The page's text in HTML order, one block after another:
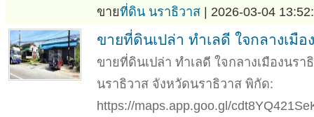
ขายที่ดิน นราธิวาส | 2026-03-04
ขายที่ดินเปล่า ทำเลดี ใจกลางเมือ
ขายที่ดินเปล่า ทำเลดี ใจกลางเมืองนร
นราธิวาส จังหวัดนราธิวาส พิกัด:
https://maps.app.goo.gl/